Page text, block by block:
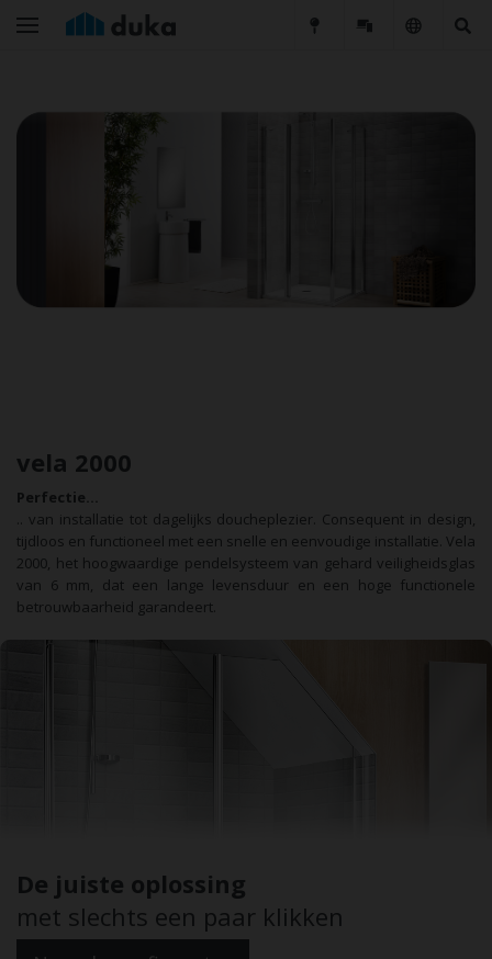
vela 2000
Perfectie…
.. van installatie tot dagelijks doucheplezier. Consequent in design,
tijdloos en functioneel met een snelle en eenvoudige installatie. Vela
2000, het hoogwaardige pendelsysteem van gehard veiligheidsglas
van 6 mm, dat een lange levensduur en een hoge functionele
betrouwbaarheid garandeert.
De juiste oplossing
met slechts een paar klikken